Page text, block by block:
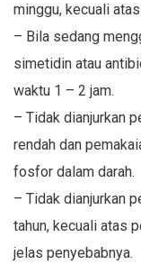
minggu, kecuali
– Bila sedang
simetidin atau
waktu 1 – 2 jam.
– Tidak dianjurkan
rendah dan
fosfor dalam darah.
– Tidak dianjurkan
tahun, kecuali atas
jelas penyebabnya.